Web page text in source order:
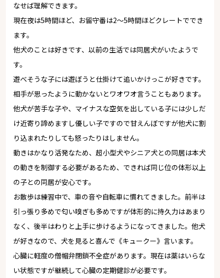
なせば理解できます。
現在夜は5時間ほど、お留守番は2～5時間ほどクレートででき
ます。
他犬のことは好きです、以前の生活では同居犬がいたようで
す。
遊べそうな子には遊ぼうと仕掛けて追いかけっこが好きです。
相手が思ったように動かないとワオワオ言うこともあります。
他犬が苦手な子や、マイナスな空気を出している子には少しだ
け近寄り諦めますし優しい子ですので甘えんぼですが他犬に割
り込まれたりしても怒ったりはしません。
動きはかなり活発なため、超小型犬やシニア犬との同居は本犬
の動きを制御する必要があるため、できれば同じ位の体形以上
の子との同居が安心です。
お散歩は練習中で、車の音や自転車に慣れてきました。前半は
引っ張り多めで匂い嗅ぎも多めですが体形的に持久力はあまり
なく、後半はわりと上手に歩けるようになってきました。他犬
が好きなので、犬を見ると喜んで《キュークー》言います。
心臓に軽度の僧帽弁閉鎖不全症があります。現在は薬はいらな
い状態ですが継続して心臓の定期健診が必要です。